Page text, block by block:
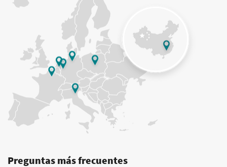
Preguntas más frecuentes